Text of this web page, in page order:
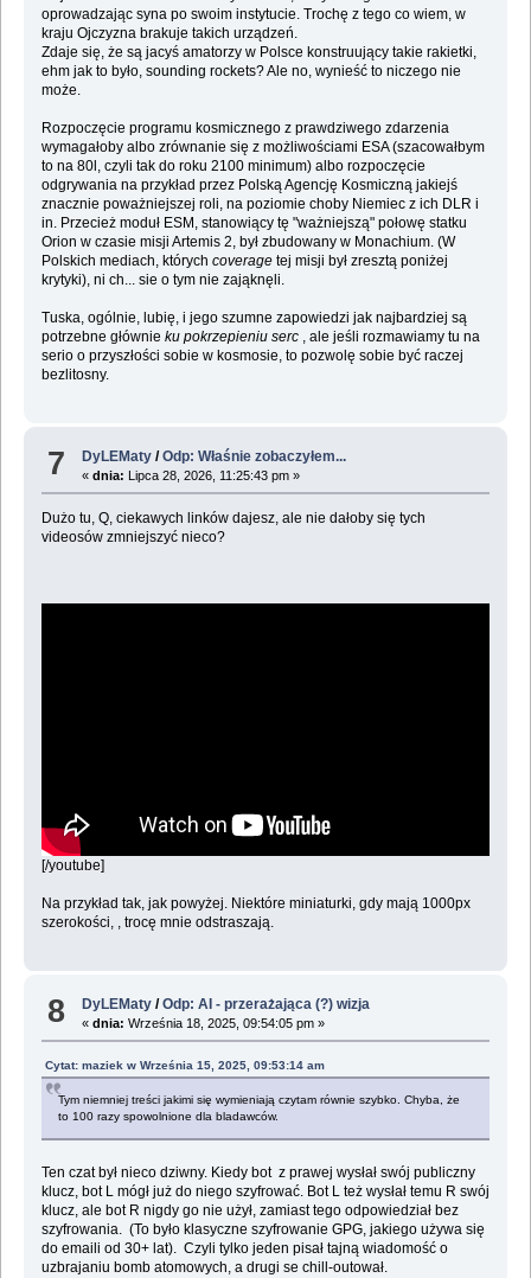
oprowadzając syna po swoim instytucie. Trochę z tego co wiem, w
kraju Ojczyzna brakuje takich urządzeń.
Zdaje się, że są jacyś amatorzy w Polsce konstruujący takie rakietki,
ehm jak to było, sounding rockets? Ale no, wynieść to niczego nie
może.
Rozpoczęcie programu kosmicznego z prawdziwego zdarzenia
wymagałoby albo zrównanie się z możliwościami ESA (szacowałbym
to na 80l, czyli tak do roku 2100 minimum) albo rozpoczęcie
odgrywania na przykład przez Polską Agencję Kosmiczną jakiejś
znacznie poważniejszej roli, na poziomie choby Niemiec z ich DLR i
in. Przecież moduł ESM, stanowiący tę "ważniejszą" połowę statku
Orion w czasie misji Artemis 2, był zbudowany w Monachium. (W
Polskich mediach, których coverage tej misji był zresztą poniżej
krytyki), ni ch... sie o tym nie zająknęli.
Tuska, ogólnie, lubię, i jego szumne zapowiedzi jak najbardziej są
potrzebne głównie ku pokrzepieniu serc
, ale jeśli rozmawiamy tu na
serio o przyszłości sobie w kosmosie, to pozwolę sobie być raczej
bezlitosny.
7 DyLEMaty /Odp: Właśnie zobaczyłem...
«dnia: Lipca 28, 2026, 11:25:43 pm »
Dużo tu, Q, ciekawych linków dajesz, ale nie dałoby się tych
videosów zmniejszyć nieco?
[/youtube]
Na przykład tak, jak powyżej. Niektóre miniaturki, gdy mają 1000px
szerokości, , trocę mnie odstraszają.
8 DyLEMaty /Odp: AI - przerażająca (?) wizja
«dnia: Września 18, 2025, 09:54:05 pm »
Cytat: maziek w Września 15, 2025, 09:53:14 am
Tym niemniej treści jakimi się wymieniają czytam równie szybko. Chyba, że
to 100 razy spowolnione dla bladawców.
Ten czat był nieco dziwny. Kiedy bot z prawej wysłał swój publiczny
klucz, bot L mógł już do niego szyfrować. Bot L też wysłał temu R swój
klucz, ale bot R nigdy go nie użył, zamiast tego odpowiedział bez
szyfrowania. (To było klasyczne szyfrowanie GPG, jakiego używa się
do emaili od 30+ lat). Czyli tylko jeden pisał tajną wiadomość o
uzbrajaniu bomb atomowych, a drugi se chill-outował.